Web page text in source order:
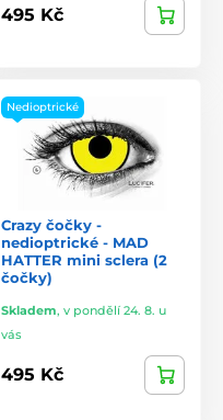
495 Kč
Nedioptrické
Crazy čočky -
nedioptrické - MAD
HATTER mini sclera (2
čočky)
Skladem, v pondělí 24. 8. u
vás
495 Kč